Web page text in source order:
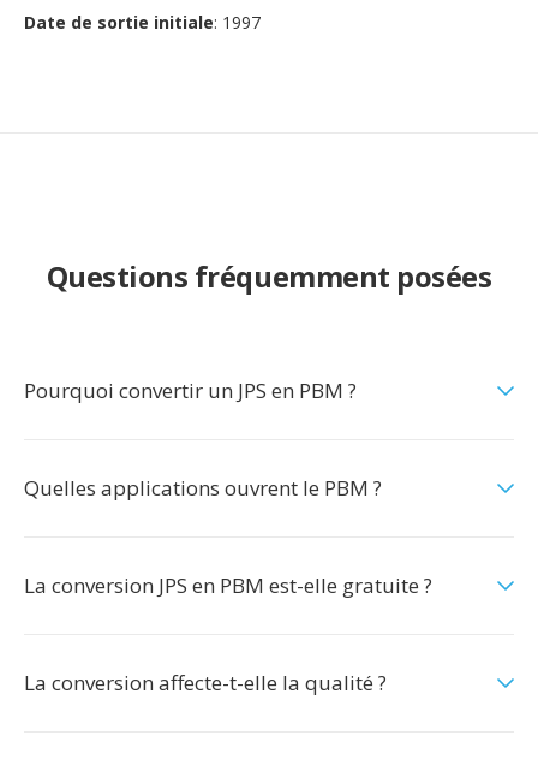
Date de sortie initiale: 1997
Questions fréquemment posées
Pourquoi convertir un JPS en PBM ?
Quelles applications ouvrent le PBM ?
La conversion JPS en PBM est-elle gratuite ?
La conversion affecte-t-elle la qualité ?